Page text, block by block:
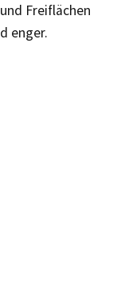
Freiflächen
enger.